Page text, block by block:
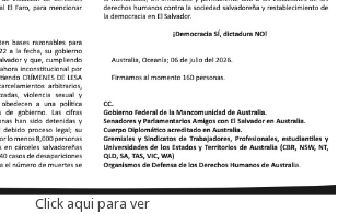
Click aqui para ver